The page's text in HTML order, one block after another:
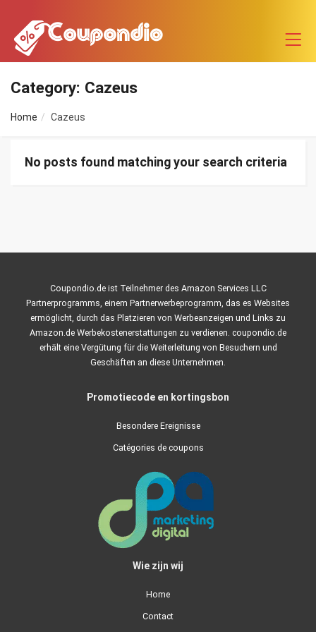
Category: Cazeus
Home Cazeus
No posts found matching your search criteria
Coupondio.de ist Teilnehmer des Amazon Services LLC
Partnerprogramms, einem Partnerwerbeprogramm, das es Websites
ermöglicht, durch das Platzieren von Werbeanzeigen und Links zu
Amazon.de Werbekostenerstattungen zu verdienen. coupondio.de
erhält eine Vergütung für die Weiterleitung von Besuchern und
Geschäften an diese Unternehmen.
Promotiecode en kortingsbon
Besondere Ereignisse
Catégories de coupons
Wie zijn wij
Home
Contact